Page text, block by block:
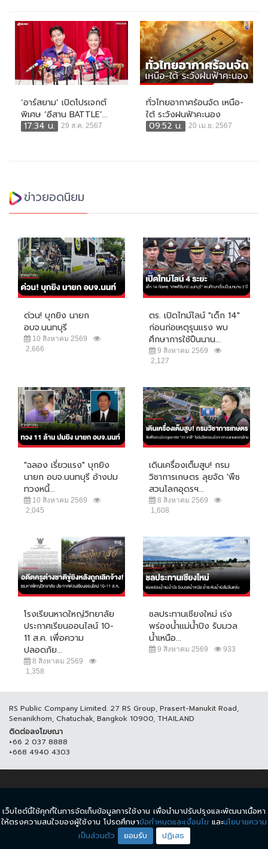
‘อาร์สยาม’ เปิดโปรเจกต์
พิเศษ ‘อีสาน BATTLE’...
17:34 น.
29 ส.ค. 2567
ทั่วไทยอากาศร้อนจัด เหนือ-
ใต้ ระวังฝนฟ้าคะนอง
09:52 น.
20 เม.ย. 2567
ข่าวยอดนิยม
ด่วน! บุกยิง นายก
อบจ.นนทบุรี
10 สิงหาคม 2569
2,666
ตร. เปิดไทม์ไลน์ "เด็ก 14"
ก่อนก่อเหตุรุนแรง พบ
ศึกษาการใช้ปืนนาน...
9 สิงหาคม 2569
2,127
"ฉลอง เรี่ยวแรง" บุกยิง
นายก อบจ.นนทบุรี อ้างปม
ทวงหนี้...
10 สิงหาคม 2569
2,045
เดินเครื่องเต็มสูบ! กรม
วิชาการเกษตร ลุยจัด 'พืช
สวนโลกอุดรฯ...
8 สิงหาคม 2569
1,608
โรงเรียนหาดใหญ่วิทยาลัย
ประกาศเรียนออนไลน์ 10-
11 ส.ค. เพื่อความ
ปลอดภัย...
8 สิงหาคม 2569
1,358
ชลประทานเชียงใหม่ เร่ง
พร่องน้ำแม่น้ำปิง รับมวล
น้ำเหนือ...
9 สิงหาคม 2569 933
RS Public Company Limited. 27 RS Group, Prasert-Manukit Road,
Senanikhom, Chatuchak, Bangkok 10900, THAILAND
ติดต่อลงโฆษณา
+66 2 037 8888
+668 4940 4303
© COPYRIGHT 2017 THAICH8.COM, ALL RIGHT RESERVED.
ข้อกำหนดและเงื่อนไข นโยบายความเป็นส่วนตัว
เว็บไซต์นี้ใช้คุกกี้ในการจัดเก็บข้อมูลการใช้งาน เพื่อนำมาปรับปรุงและพัฒนาเนื้อหา
ให้ตรงความสนใจของผู้ใช้งาน โปรดศึกษาข้อกำหนดและเงื่อนไข และนโยบายความ
เป็นส่วนตัว
ยอมรับ ปฏิเสธ